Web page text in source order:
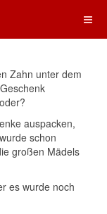
Zahn unter dem
auspacken,
schon
großen Mädels
es wurde noch